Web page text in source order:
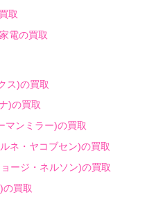
取
電の買取
ス)の買取
)の買取
マンミラー)の買取
ネ・ヤコブセン)の買取
ージ・ネルソン)の買取
の買取